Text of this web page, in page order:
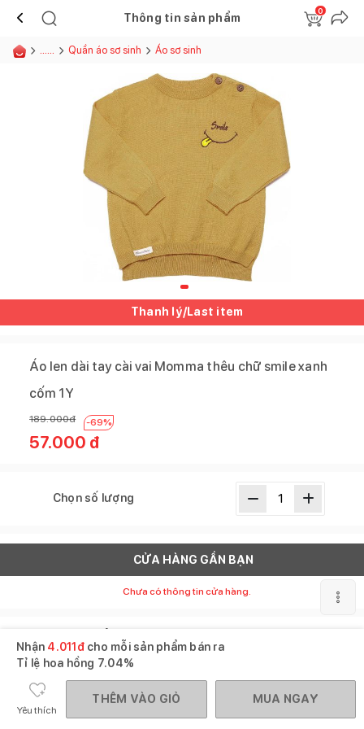
Thông tin sản phẩm
0
...... Quần áo sơ sinh Áo sơ sinh
Thanh lý/Last item
Áo len dài tay cài vai Momma thêu chữ smile xanh
cốm 1Y
189.000đ -69%
57.000 đ
Chọn số lượng
CỬA HÀNG GẦN BẠN
Chưa có thông tin cửa hàng.
SKU :130748
Thương hiệu : Momma baby
Nhận 4.011đcho mỗi sản phẩm bán ra
Tỉ lệ hoa hồng 7.04%
Yêu thích
THÊM VÀO GIỎ MUA NGAY